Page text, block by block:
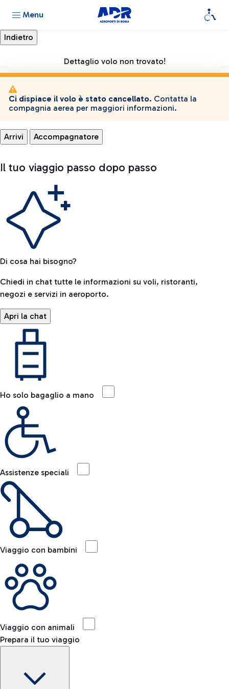
Menu
Dettaglio volo non trovato!
Ci dispiace il volo è stato cancellato. Contatta la
compagnia aerea per maggiori informazioni.
Arrivi Accompagnatore
Il tuo viaggio passo dopo passo
Di cosa hai bisogno?
Chiedi in chat tutte le informazioni su voli, ristoranti,
negozi e servizi in aeroporto.
Apri la chat
Ho solo bagaglio a mano
Assistenze speciali
Viaggio con bambini
Viaggio con animali
Prepara il tuo viaggio